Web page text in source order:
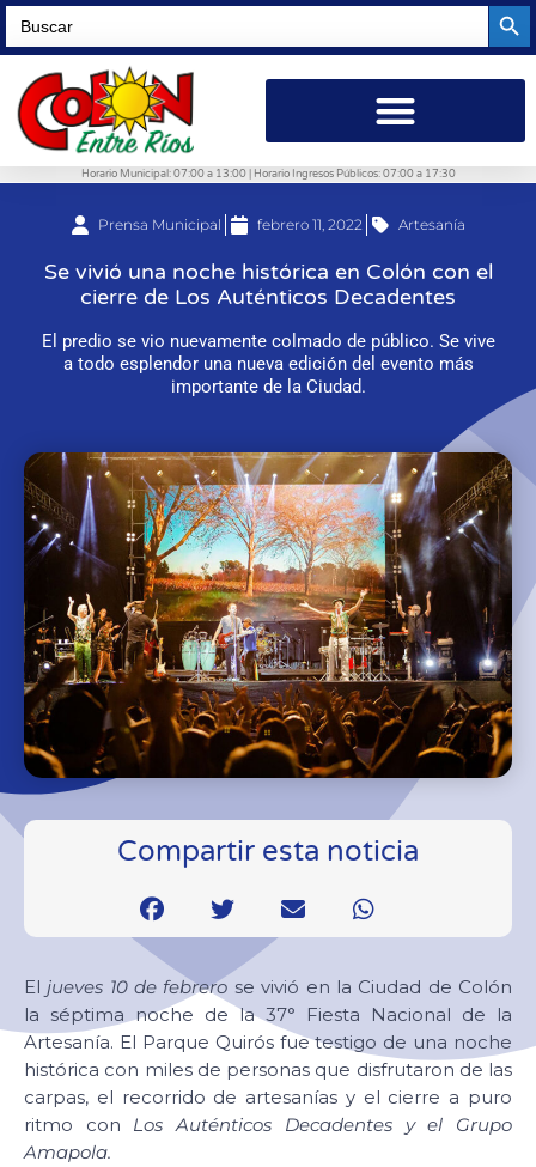
Search
for:
Horario Municipal: 07:00 a 13:00 | Horario Ingresos Públicos: 07:00 a 17:30
Prensa Municipal febrero 11, 2022 Artesanía
Se vivió una noche histórica en Colón con el
cierre de Los Auténticos Decadentes
El predio se vio nuevamente colmado de público. Se vive
a todo esplendor una nueva edición del evento más
importante de la Ciudad.
Compartir esta noticia
El jueves 10 de febrero se vivió en la Ciudad de Colón
la séptima noche de la 37° Fiesta Nacional de la
Artesanía. El Parque Quirós fue testigo de una noche
histórica con miles de personas que disfrutaron de las
carpas, el recorrido de artesanías y el cierre a puro
ritmo con Los Auténticos Decadentes y el Grupo
Amapola.